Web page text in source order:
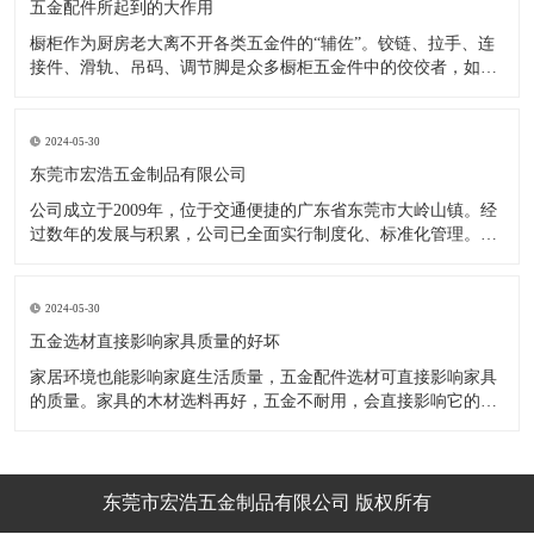
五金配件所起到的大作用
橱柜作为厨房老大离不开各类五金件的“辅佐”。铰链、拉手、连
接件、滑轨、吊码、调节脚是众多橱柜五金件中的佼佼者，如果
调节脚，橱柜就像得了“软骨症”，站都站不直……五花八门的橱
柜五金件好
2024-05-30
东莞市宏浩五金制品有限公司
公司成立于2009年，位于交通便捷的广东省东莞市大岭山镇。经
过数年的发展与积累，公司已全面实行制度化、标准化管理。从
的改造创新，设计制造了一系列更加新颖、美观、更具时代潮流
的新
2024-05-30
五金选材直接影响家具质量的好坏
家居环境也能影响家庭生活质量，五金配件选材可直接影响家具
的质量。家具的木材选料再好，五金不耐用，会直接影响它的使
金、铝合金等。不同五金的加工工艺不同：钳工、表面涂覆处
理、焊接、机械加东莞市宏浩五金制品有限公司 版权所有